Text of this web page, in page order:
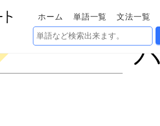
ホーム 単語一覧 文法一覧